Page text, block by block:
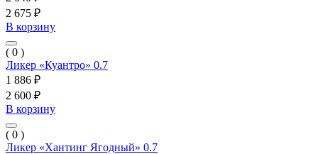
2 675 ₽
В корзину
( 0 )
Ликер «Куантро» 0.7
1 886 ₽
2 600 ₽
В корзину
( 0 )
Ликер «Хантинг Ягодный» 0.7